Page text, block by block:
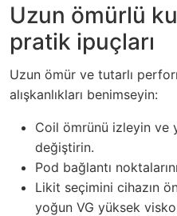
Uzun ömürlü
pratik ipuçları
Uzun ömür ve tutarlı
alışkanlıkları benimseyin:
Coil ömrünü izleyin ve
değiştirin.
Pod bağlantı
Likit seçimini cihazın
yoğun VG yüksek